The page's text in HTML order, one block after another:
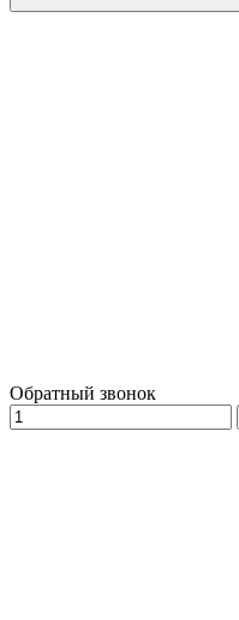
Обратный звонок